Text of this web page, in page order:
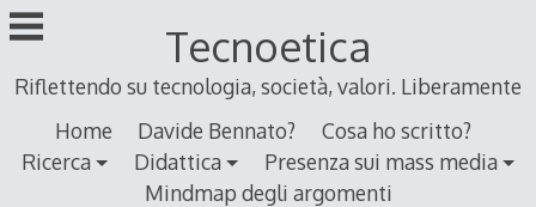
Skip
to
Tecnoetica
Riflettendo su tecnologia, società, valori. Liberamente
Home
Davide Bennato?
Cosa ho scritto?
Ricerca
Didattica
Presenza sui mass media
Mindmap degli argomenti